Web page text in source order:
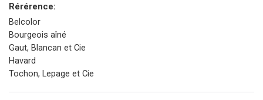
Rérérence:
Belcolor
Bourgeois aîné
Gaut, Blancan et Cie
Havard
Tochon, Lepage et Cie